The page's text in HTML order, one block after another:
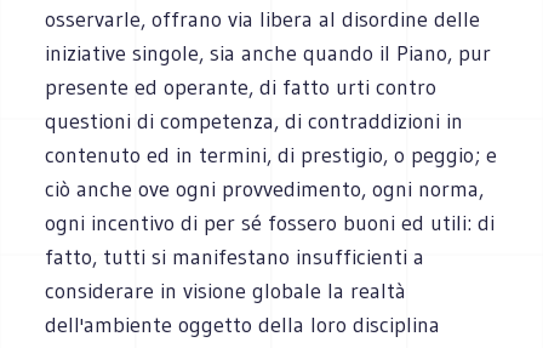
osservarle, offrano via libera al disordine delle
iniziative singole, sia anche quando il Piano, pur
presente ed operante, di fatto urti contro
questioni di competenza, di contraddizioni in
contenuto ed in termini, di prestigio, o peggio; e
ciò anche ove ogni provvedimento, ogni norma,
ogni incentivo di per sé fossero buoni ed utili: di
fatto, tutti si manifestano insufficienti a
considerare in visione globale la realtà
dell'ambiente oggetto della loro disciplina